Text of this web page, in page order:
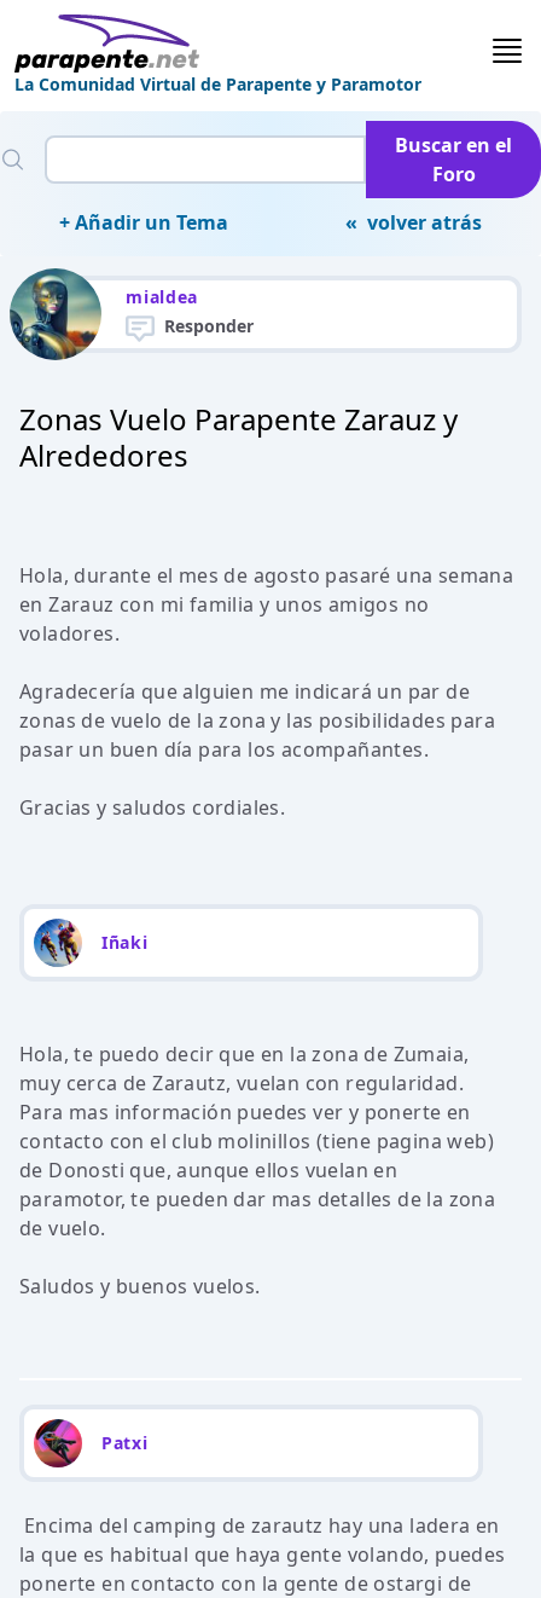
La Comunidad Virtual de Parapente y Paramotor
Buscar en el
Foro
+ Añadir un Tema
« volver atrás
mialdea
Responder
Zonas Vuelo Parapente Zarauz y
Alrededores
Hola, durante el mes de agosto pasaré una semana
en Zarauz con mi familia y unos amigos no
voladores.
Agradecería que alguien me indicará un par de
zonas de vuelo de la zona y las posibilidades para
pasar un buen día para los acompañantes.
Gracias y saludos cordiales.
Iñaki
Hola, te puedo decir que en la zona de Zumaia,
muy cerca de Zarautz, vuelan con regularidad.
Para mas información puedes ver y ponerte en
contacto con el club molinillos (tiene pagina web)
de Donosti que, aunque ellos vuelan en
paramotor, te pueden dar mas detalles de la zona
de vuelo.
Saludos y buenos vuelos.
Patxi
Encima del camping de zarautz hay una ladera en
la que es habitual que haya gente volando, puedes
ponerte en contacto con la gente de ostargi de